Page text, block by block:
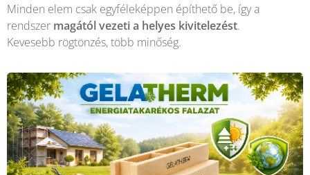
Minden elem csak egyféleképpen építhető be, így a
rendszer magától vezeti a helyes kivitelezést.
Kevesebb rögtönzés, több minőség.